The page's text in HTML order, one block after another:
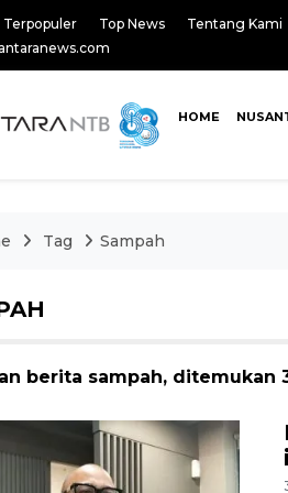
Terpopuler Top News
Tentang Kami
HOME
Tag Sampah
berita sampah, ditemukan